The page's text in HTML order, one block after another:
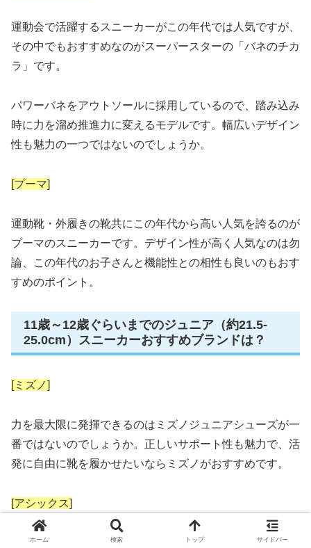
運動会で活躍するスニーカーがこの年代では人気ですが、
その中でもおすすめなのがスーパースターの「バネのチカ
ラ」です。
パワーバネをアウトソールに採用しているので、踏み込み
時に力を溜め推進力に変えるモデルです。幅広いデザイン
性も魅力の一つではないのでしょうか。
[プーマ]
運動靴・外履きの靴共にこの年代から高い人気を誇るのが
プーマのスニーカーです。デザイン性が高く人気なのは勿
論、この年代のお子さんと機能性との相性も良いのもおす
すめのポイント。
11歳～12歳ぐらいまでのジュニア（約21.5-
25.0cm）スニーカーおすすめブランドは？
[ミズノ]
力を最大限に発揮できるのはミズノジュニアシューズが一
番ではないのでしょうか。正しいサポート性も魅力で、活
発に自由に靴を履かせたいならミズノがおすすめです。
[アシックス]
アシックスのモデルは安定性と安全性が非常に高いモデル
ホーム 検索 トップ サイドバー